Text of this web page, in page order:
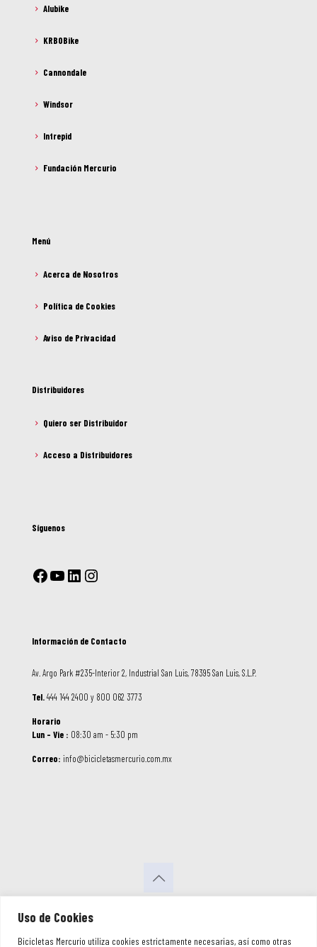
Uso de Cookies
Bicicletas Mercurio utiliza cookies estrictamente necesarias, así como otras
Alubike
KRBOBike
Cannondale
Windsor
Intrepid
Fundación Mercurio
Menú
Acerca de Nosotros
Política de Cookies
Aviso de Privacidad
Distribuidores
Quiero ser Distribuidor
Acceso a Distribuidores
Síguenos
Información de Contacto
Av. Argo Park #235-Interior 2, Industrial San Luis, 78395 San Luis, S.L.P.
Tel.444 144 2400 y 800 062 3773
Horario
Lun – Vie : 08:30 am - 5:30 pm
Correo: info@bicicletasmercurio.com.mx